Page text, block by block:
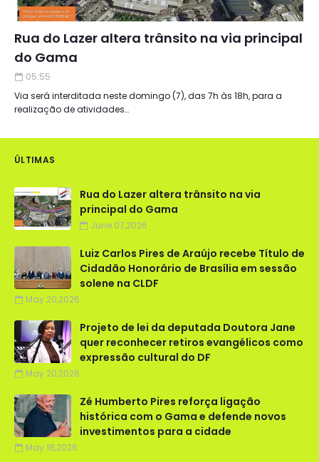
Rua do Lazer altera trânsito na via principal
do Gama
05:55
Via será interditada neste domingo (7), das 7h às 18h, para a
realização de atividades…
ÚLTIMAS
Rua do Lazer altera trânsito na via
principal do Gama
June 07,2026
Luiz Carlos Pires de Araújo recebe Título de
Cidadão Honorário de Brasília em sessão
solene na CLDF
May 20,2026
Projeto de lei da deputada Doutora Jane
quer reconhecer retiros evangélicos como
expressão cultural do DF
May 20,2026
Zé Humberto Pires reforça ligação
histórica com o Gama e defende novos
investimentos para a cidade
May 18,2026